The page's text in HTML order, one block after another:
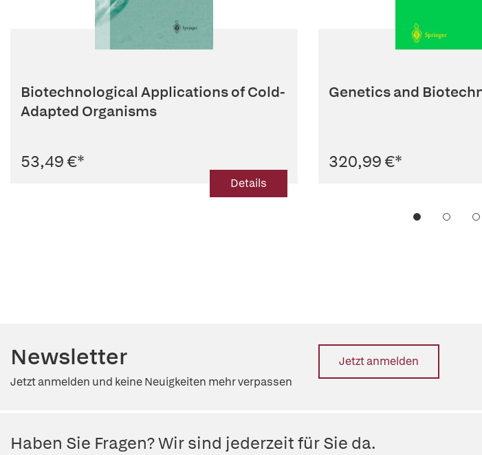
Biotechnological Applications of Cold-
Adapted Organisms
53,49 €*
Details
Genetics and
320,99 €*
Newsletter
Jetzt anmelden und keine Neuigkeiten mehr verpassen
Jetzt anmelden
Haben Sie Fragen? Wir sind jederzeit für Sie da.